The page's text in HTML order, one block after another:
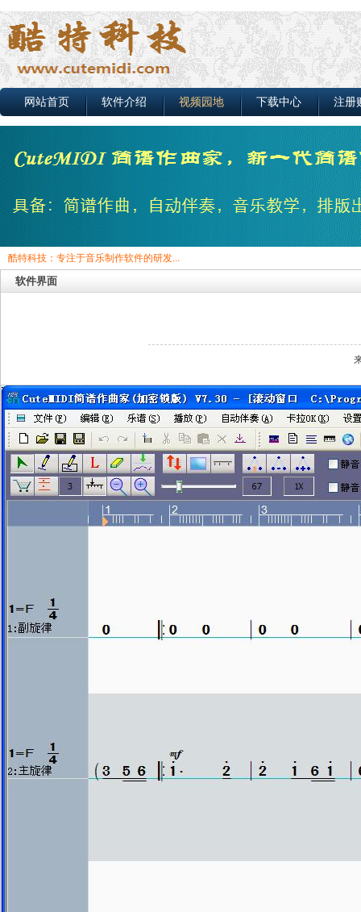
网站首页 软件介绍 视频园地 下载中心 注册
酷特科技：专注于音乐制作软件的研发...
软件界面